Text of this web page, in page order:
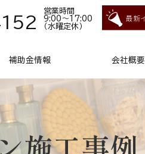
営業時間
9:00～17:00
（水曜定休）
補助金情報 会社概要